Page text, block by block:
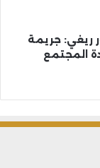
ريغي: جريمة
المجتمع